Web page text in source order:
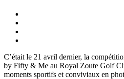
C’était le 21 avril dernier, la
by Fifty & Me au Royal Zoute Golf
moments sportifs et conviviaux en